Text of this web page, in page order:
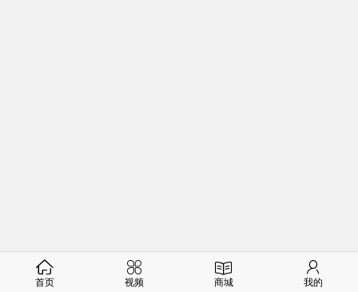
首页 视频 商城 我的